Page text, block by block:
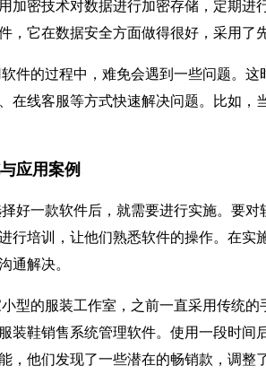
加密技术对数据进行加密存储，定期进
，它在数据安全方面做得很好，采用了
软件的过程中，难免会遇到一些问题。
在线客服等方式快速解决问题。比如
应用案例
择好一款软件后，就需要进行实施。要
行培训，让他们熟悉软件的操作。在
通解决。
小型的服装工作室，之前一直采用传统
装鞋销售系统管理软件。使用一段时
，他们发现了一些潜在的畅销款，调整